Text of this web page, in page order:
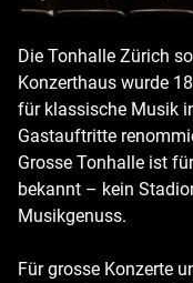
Die Tonhalle Zürich
Konzerthaus wurde
für klassische Musik
Gastauftritte
Grosse Tonhalle ist
bekannt – kein
Musikgenuss.
Für grosse Konzerte